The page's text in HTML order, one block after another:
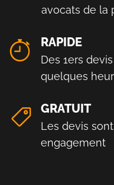
avocats de la
RAPIDE
Des 1ers
quelques
GRATUIT
Les devis
engagement